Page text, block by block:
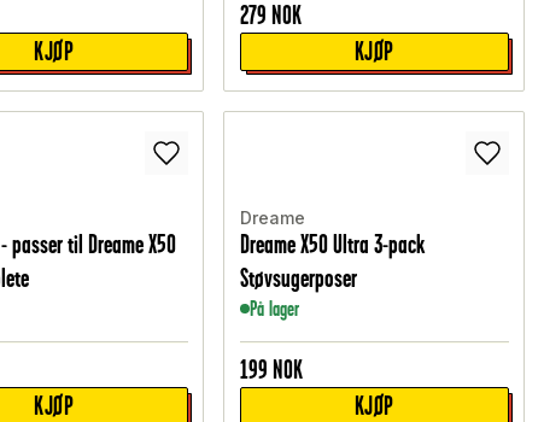
KJØP
279 NOK
KJØP
- passer til Dreame X50
KJØP
Dreame
Dreame X50 Ultra 3-pack
Støvsugerposer
På lager
199 NOK
KJØP